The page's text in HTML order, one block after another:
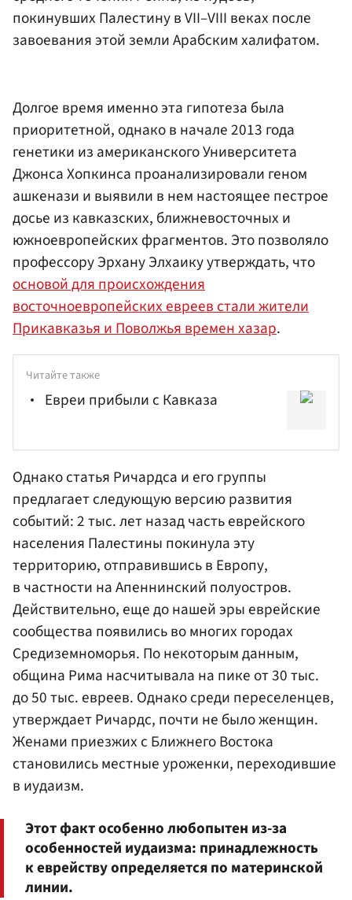
покинувших Палестину в VII–VIII веках после
завоевания этой земли Арабским халифатом.
Долгое время именно эта гипотеза была
приоритетной, однако в начале 2013 года
генетики из американского Университета
Джонса Хопкинса проанализировали геном
ашкенази и выявили в нем настоящее пестрое
досье из кавказских, ближневосточных и
южноевропейских фрагментов. Это позволяло
профессору Эрхану Элхаику утверждать, что
основой для происхождения
восточноевропейских евреев стали жители
Прикавказья и Поволжья времен хазар.
Читайте также
Евреи прибыли с Кавказа
Однако статья Ричардса и его группы
предлагает следующую версию развития
событий: 2 тыс. лет назад часть еврейского
населения Палестины покинула эту
территорию, отправившись в Европу,
в частности на Апеннинский полуостров.
Действительно, еще до нашей эры еврейские
сообщества появились во многих городах
Средиземноморья. По некоторым данным,
община Рима насчитывала на пике от 30 тыс.
до 50 тыс. евреев. Однако среди переселенцев,
утверждает Ричардс, почти не было женщин.
Женами приезжих с Ближнего Востока
становились местные уроженки, переходившие
в иудаизм.
Этот факт особенно любопытен из-за
особенностей иудаизма: принадлежность
к еврейству определяется по материнской
линии.